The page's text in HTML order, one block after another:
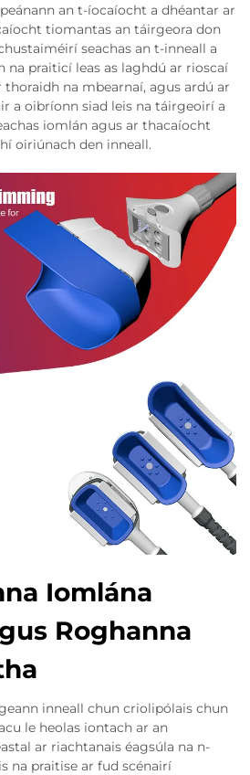
an t-íocaíocht a dhéantar ar
tiomantas an táirgeora don
seachas an t-inneall a
na praiticí leas as laghdú ar rioscaí
thoraidh na mbearnaí, agus ardú ar
a oibríonn siad leis na táirgeoirí a
iomlán agus ar thacaíocht
oiriúnach den inneall.
Iomlána
Roghanna
inneall chun criolipólais chun
le heolas iontach ar an
ar riachtanais éagsúla na n-
na praitise ar fud scénairí